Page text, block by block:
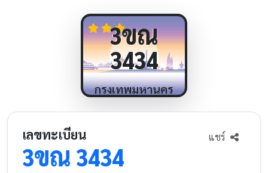
3ขณ
3434
กรุงเทพมหานคร
เลขทะเบียน
3ขณ 3434
แชร์